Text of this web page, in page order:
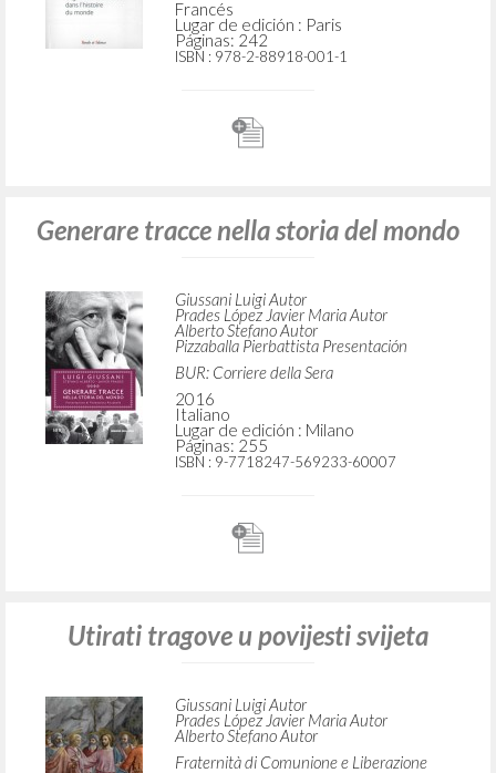
Francés
Lugar de edición : Paris
Páginas: 242
ISBN : 978-2-88918-001-1
Generare tracce nella storia del mondo
Giussani Luigi Autor
Prades López Javier Maria Autor
Alberto Stefano Autor
Pizzaballa Pierbattista Presentación
BUR: Corriere della Sera
2016
Italiano
Lugar de edición : Milano
Páginas: 255
ISBN : 9-7718247-569233-60007
Utirati tragove u povijesti svijeta
Giussani Luigi Autor
Prades López Javier Maria Autor
Alberto Stefano Autor
Fraternità di Comunione e Liberazione